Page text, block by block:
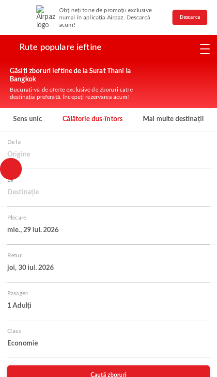
Obțineți tone de promoții exclusive
numai în aplicația Airpaz. Descarcă
acum!
Descarca
Rute populare ieftine
Găsiți zboruri ieftine de la Surat Thani la
Bangkok
Bucurați-vă de oferte exclusive de zboruri către
destinația preferată. Începeți rezervarea acum!
Sens unic Călătorie dus-întors Mai multe destinații
De la
Origine
La
Destinație
Plecare
mie., 29 iul. 2026
Retur
joi, 30 iul. 2026
Pasageri
1 Adulți
Class
Economie
Caută zboruri